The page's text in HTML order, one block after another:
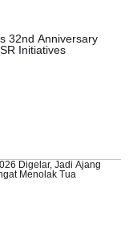
32nd Anniversary
Initiatives
Digelar, Jadi Ajang
Menolak Tua